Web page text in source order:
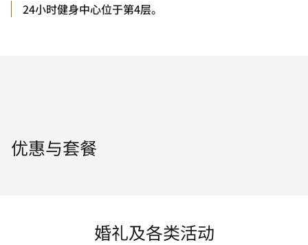
24小时健身中心位于第4层。
优惠与套餐
婚礼及各类活动